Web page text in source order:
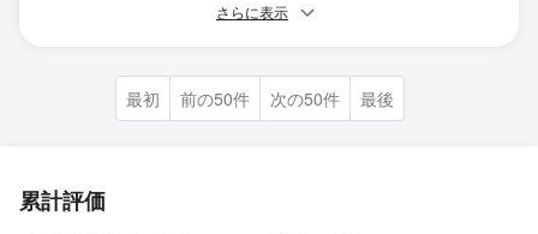
さらに表示
最初 前の50件 次の50件 最後
累計評価